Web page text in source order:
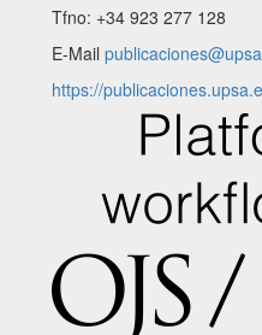
Tfno: +34 923 277 128
E-Mail
https://